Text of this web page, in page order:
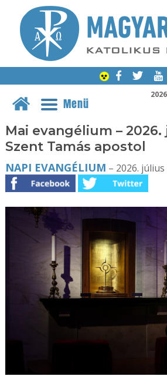
Menü
Mai evangélium – 2026.
Szent Tamás apostol
NAPI EVANGÉLIUM – 2026.